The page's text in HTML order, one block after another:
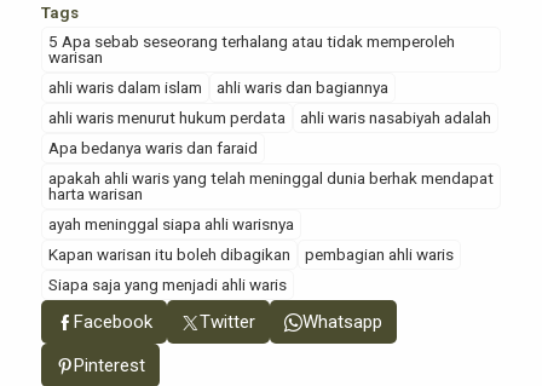
Tags
5 Apa sebab seseorang terhalang atau tidak memperoleh
warisan
ahli waris dalam islam
ahli waris dan bagiannya
ahli waris menurut hukum perdata
ahli waris nasabiyah adalah
Apa bedanya waris dan faraid
apakah ahli waris yang telah meninggal dunia berhak mendapat
harta warisan
ayah meninggal siapa ahli warisnya
Kapan warisan itu boleh dibagikan
pembagian ahli waris
Siapa saja yang menjadi ahli waris
Facebook Twitter
Whatsapp
Pinterest